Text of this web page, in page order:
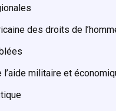
des droits de
militaire et